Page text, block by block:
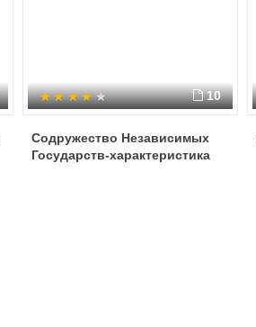
10
Содружество Независимых
Государств-характеристика